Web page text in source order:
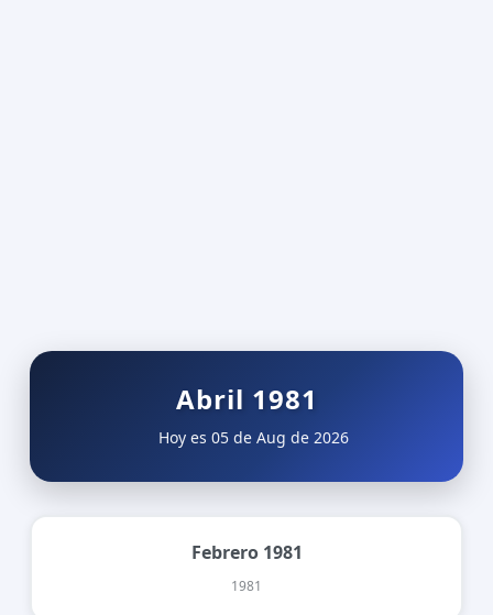
Abril 1981
Hoy es 05 de Aug de 2026
Febrero 1981
1981